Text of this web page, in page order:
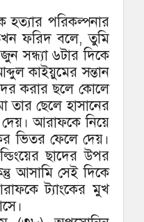
হত্যার পরিকল্পনার
ফরিদ বলে, তুমি
সন্ধ্যা ৬টার দিকে
কাইয়ুমের সন্তান
করার ছলে কোলে
তার ছেলে হাসানের
দেয়। আরাফকে নিয়ে
ভিতর ফেলে দেয়।
ছাদের উপর
আসামি সেই দিকে
ট্যাংকের মুখ